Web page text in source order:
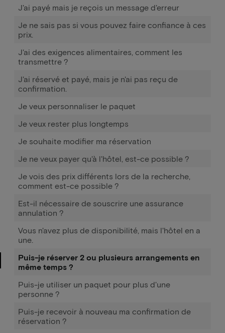
J'ai payé mais je reçois un message d'erreur
Je ne sais pas si vous pouvez faire confiance à ces
prix.
J'ai des exigences alimentaires, comment les
transmettre ?
J'ai réservé et payé, mais je n'ai pas reçu de
confirmation.
Je veux personnaliser le paquet
Je veux rester plus longtemps
Je souhaite modifier ma réservation
Je ne veux payer qu'à l'hôtel, est-ce possible ?
Je vois des prix différents lors de la recherche,
comment est-ce possible ?
Est-il nécessaire de souscrire une assurance
annulation ?
Vous n'avez plus de disponibilité, mais l'hôtel en a
une.
Puis-je réserver 2 ou plusieurs arrangements en
même temps ?
Puis-je utiliser un paquet pour plus d'une
personne ?
Puis-je recevoir à nouveau ma confirmation de
réservation ?